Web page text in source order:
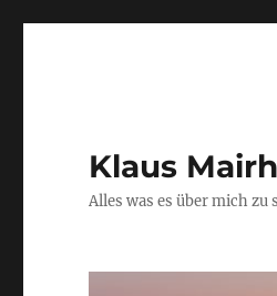
Klaus
Alles was es über mich zu